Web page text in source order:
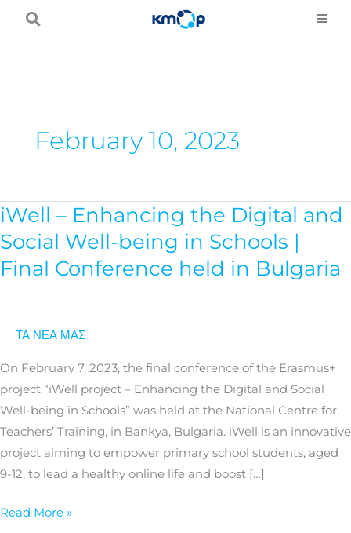
Μετάβαση
February 10, 2023
iWell – Enhancing the Digital and
Social Well-being in Schools |
Final Conference held in Bulgaria
ΤΑ ΝΕΑ ΜΑΣ
On February 7, 2023, the final conference of the Erasmus+
project “iWell project – Enhancing the Digital and Social
Well-being in Schools” was held at the National Centre for
Teachers’ Training, in Bankya, Bulgaria. iWell is an innovative
project aiming to empower primary school students, aged
9-12, to lead a healthy online life and boost […]
iWell
–
Enhancing
the
Social
held
Read More »